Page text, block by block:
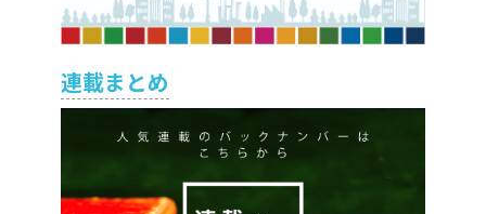
連載まとめ